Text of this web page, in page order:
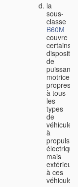
la
sous-
classe
B60M
couvre
certains
dispositifs
de
puissance
motrice
propres
à tous
les
types
de
véhicules
à
mais
extérieurs
à ces
véhicules;